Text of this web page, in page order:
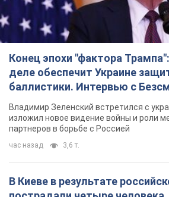
Конец эпохи "фактора
деле обеспечит Украине
баллистики. Интервью с
Владимир Зеленский встретился с
изложил новое видение войны и роли
партнеров в борьбе с Россией
час назад 3,6 т.
В Киеве в результате